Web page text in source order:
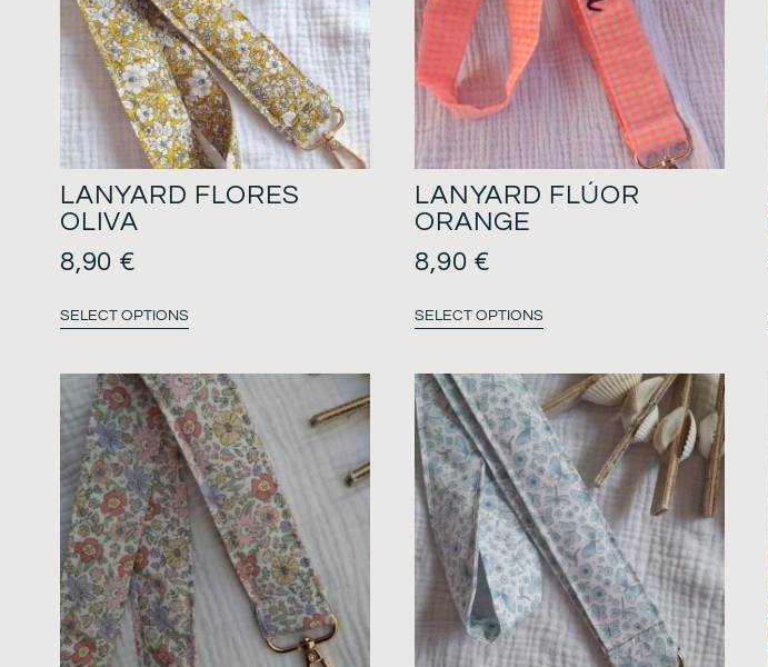
LANYARD FLORES
OLIVA
8,90 €
SELECT OPTIONS
LANYARD FLÚOR
ORANGE
8,90 €
SELECT OPTIONS